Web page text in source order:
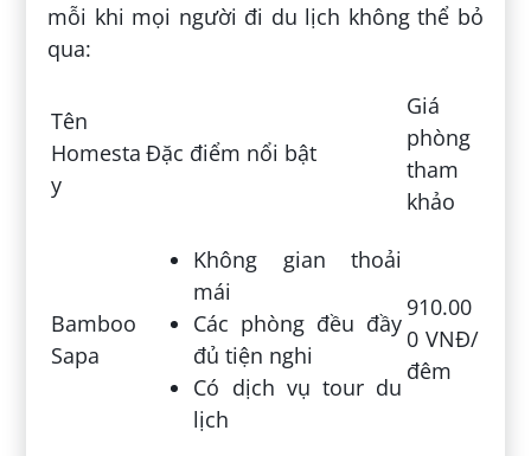
mỗi khi mọi người đi du lịch không thể bỏ
qua:
Tên
Homesta
y
Đặc điểm nổi bật
Giá
phòng
tham
khảo
Bamboo
Sapa
Không gian thoải
mái
Các phòng đều đầy
đủ tiện nghi
Có dịch vụ tour du
lịch
910.00
0 VNĐ/
đêm